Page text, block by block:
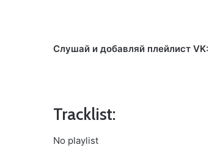
Слушай и добавляй плейлист VK:
Tracklist:
No playlist